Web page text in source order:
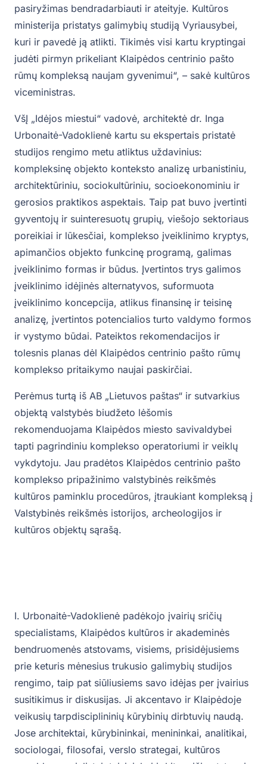
pasiryžimas bendradarbiauti ir ateityje. Kultūros
ministerija pristatys galimybių studiją Vyriausybei,
kuri ir pavedė ją atlikti. Tikimės visi kartu kryptingai
judėti pirmyn prikeliant Klaipėdos centrinio pašto
rūmų kompleksą naujam gyvenimui“, – sakė kultūros
viceministras.
VšĮ „Idėjos miestui“ vadovė, architektė dr. Inga
Urbonaitė-Vadoklienė kartu su ekspertais pristatė
studijos rengimo metu atliktus uždavinius:
kompleksinę objekto konteksto analizę urbanistiniu,
architektūriniu, sociokultūriniu, socioekonominiu ir
gerosios praktikos aspektais. Taip pat buvo įvertinti
gyventojų ir suinteresuotų grupių, viešojo sektoriaus
poreikiai ir lūkesčiai, komplekso įveiklinimo kryptys,
apimančios objekto funkcinę programą, galimas
įveiklinimo formas ir būdus. Įvertintos trys galimos
įveiklinimo idėjinės alternatyvos, suformuota
įveiklinimo koncepcija, atlikus finansinę ir teisinę
analizę, įvertintos potencialios turto valdymo formos
ir vystymo būdai. Pateiktos rekomendacijos ir
tolesnis planas dėl Klaipėdos centrinio pašto rūmų
komplekso pritaikymo naujai paskirčiai.
Perėmus turtą iš AB „Lietuvos paštas“ ir sutvarkius
objektą valstybės biudžeto lėšomis
rekomenduojama Klaipėdos miesto savivaldybei
tapti pagrindiniu komplekso operatoriumi ir veiklų
vykdytoju. Jau pradėtos Klaipėdos centrinio pašto
komplekso pripažinimo valstybinės reikšmės
kultūros paminklu procedūros, įtraukiant kompleksą į
Valstybinės reikšmės istorijos, archeologijos ir
kultūros objektų sąrašą.
I. Urbonaitė-Vadoklienė padėkojo įvairių sričių
specialistams, Klaipėdos kultūros ir akademinės
bendruomenės atstovams, visiems, prisidėjusiems
prie keturis mėnesius trukusio galimybių studijos
rengimo, taip pat siūliusiems savo idėjas per įvairius
susitikimus ir diskusijas. Ji akcentavo ir Klaipėdoje
veikusių tarpdisciplininių kūrybinių dirbtuvių naudą.
Jose architektai, kūrybininkai, menininkai, analitikai,
sociologai, filosofai, verslo strategai, kultūros